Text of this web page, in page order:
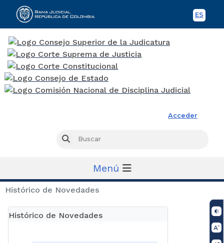
ES
Acceder
Buscar
Menú
Histórico de Novedades
Histórico de Novedades